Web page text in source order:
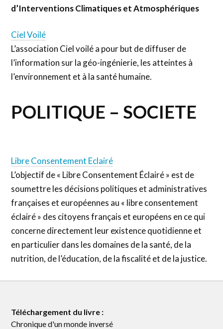
d’Interventions Climatiques et Atmosphériques
Ciel Voilé
L’association Ciel voilé a pour but de diffuser de
l’information sur la géo-ingénierie, les atteintes à
l’environnement et à la santé humaine.
POLITIQUE – SOCIETE
Libre Consentement Eclairé
L’objectif de « Libre Consentement Éclairé » est de
soumettre les décisions politiques et administratives
françaises et européennes au « libre consentement
éclairé » des citoyens français et européens en ce qui
concerne directement leur existence quotidienne et
en particulier dans les domaines de la santé, de la
nutrition, de l’éducation, de la fiscalité et de la justice.
Téléchargement du livre :
Chronique d'un monde inversé